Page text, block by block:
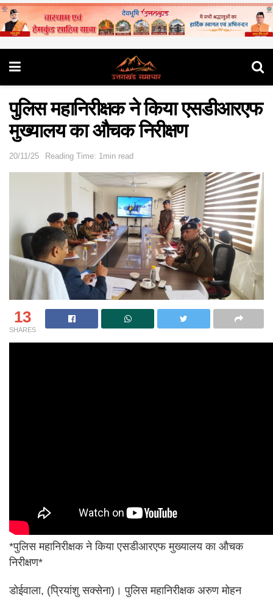
पुलिस महानिरीक्षक ने किया एसडीआरएफ
मुख्यालय का औचक निरीक्षण
20/11/25 Reading Time: 1min read
13
SHARES
*पुलिस महानिरीक्षक ने किया एसडीआरएफ मुख्यालय का औचक
निरीक्षण*
डोईवाला, (प्रियांशु सक्सेना)। पुलिस महानिरीक्षक अरुण मोहन